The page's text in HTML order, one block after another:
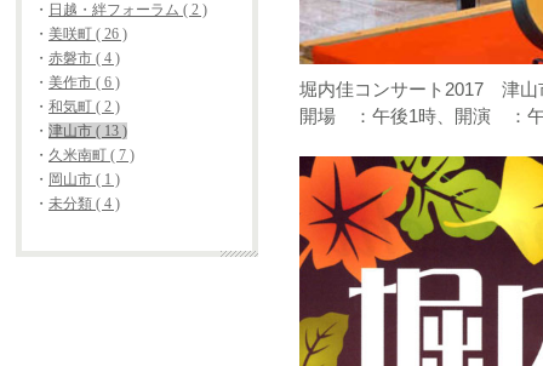
・ 日越・絆フォーラム ( 2 )
・ 美咲町 ( 26 )
・ 赤磐市 ( 4 )
・ 美作市 ( 6 )
・ 和気町 ( 2 )
・ 津山市 ( 13 )
・ 久米南町 ( 7 )
・ 岡山市 ( 1 )
・ 未分類 ( 4 )
堀内佳コンサート2017 津
開場 ：午後1時、開演 ：午